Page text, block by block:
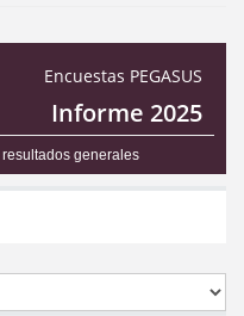
Encuestas PEGASUS
Informe 2025
generales